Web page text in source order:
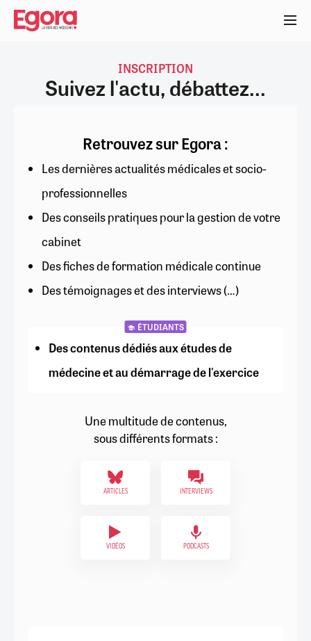
Aller
contenu
INSCRIPTION
Suivez l'actu, débattez...
Retrouvez sur Egora :
Les dernières actualités médicales et socio-
professionnelles
Des conseils pratiques pour la gestion de votre
cabinet
Des fiches de formation médicale continue
Des témoignages et des interviews (…)
ÉTUDIANTS
Des contenus dédiés aux études de
médecine et au démarrage de l'exercice
Une multitude de contenus,
sous différents formats :
ARTICLES INTERVIEWS
VIDÉOS PODCASTS